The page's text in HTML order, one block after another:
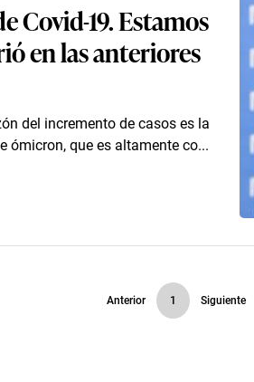
Covid-19. Estamos
en las anteriores
del incremento de casos es la
ómicron, que es altamente co...
Anterior 1 Siguiente